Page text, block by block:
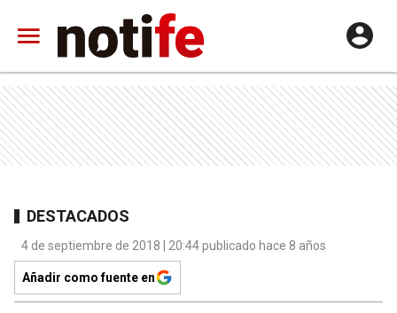
DESTACADOS
4 de septiembre de 2018 | 20:44 publicado hace 8 años
Añadir como fuente en